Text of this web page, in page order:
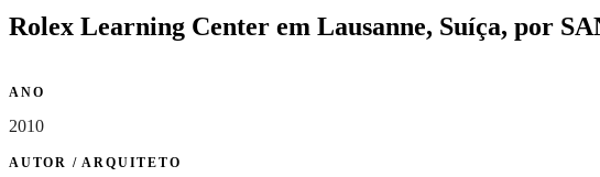
Rolex Learning Center em Lausanne, Suíça, por
ANO
2010
AUTOR / ARQUITETO